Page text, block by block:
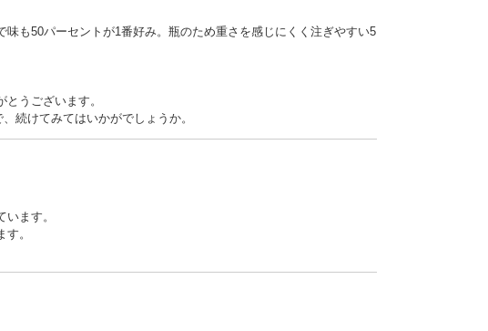
も50パーセントが1番好み。瓶のため重さを感じにくく注ぎやすい5
うございます。
続けてみてはいかがでしょうか。
ます。
。